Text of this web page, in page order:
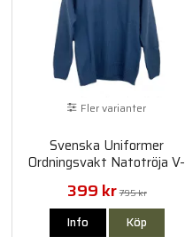
Fler varianter
Svenska Uniformer
Ordningsvakt Natotröja V-
Hals
399 kr 795 kr
Info Köp